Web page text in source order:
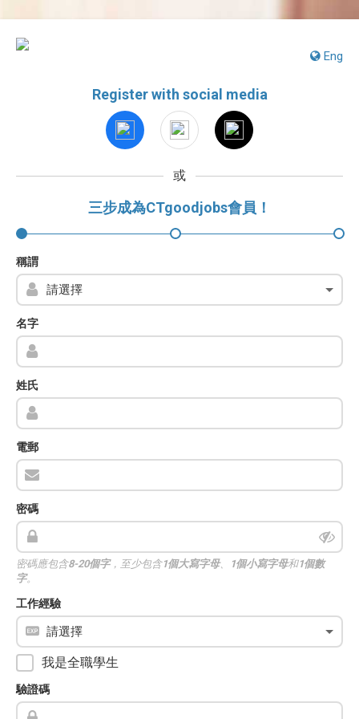
Eng
Register with social media
或
三步成為CTgoodjobs會員！
稱謂
名字
姓氏
電郵
密碼
密碼應包含8-20個字，至少包含1個大寫字母、 1個小寫字母和1個數
字。
工作經驗
我是全職學生
驗證碼